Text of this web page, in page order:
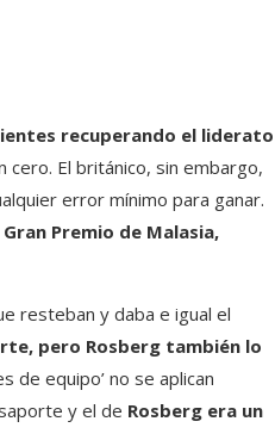
recuperando el liderato
El británico, sin embargo,
error mínimo para ganar.
Premio de Malasia,
resteban y daba e igual el
pero Rosberg también lo
de equipo’ no se aplican
y el de Rosberg era un